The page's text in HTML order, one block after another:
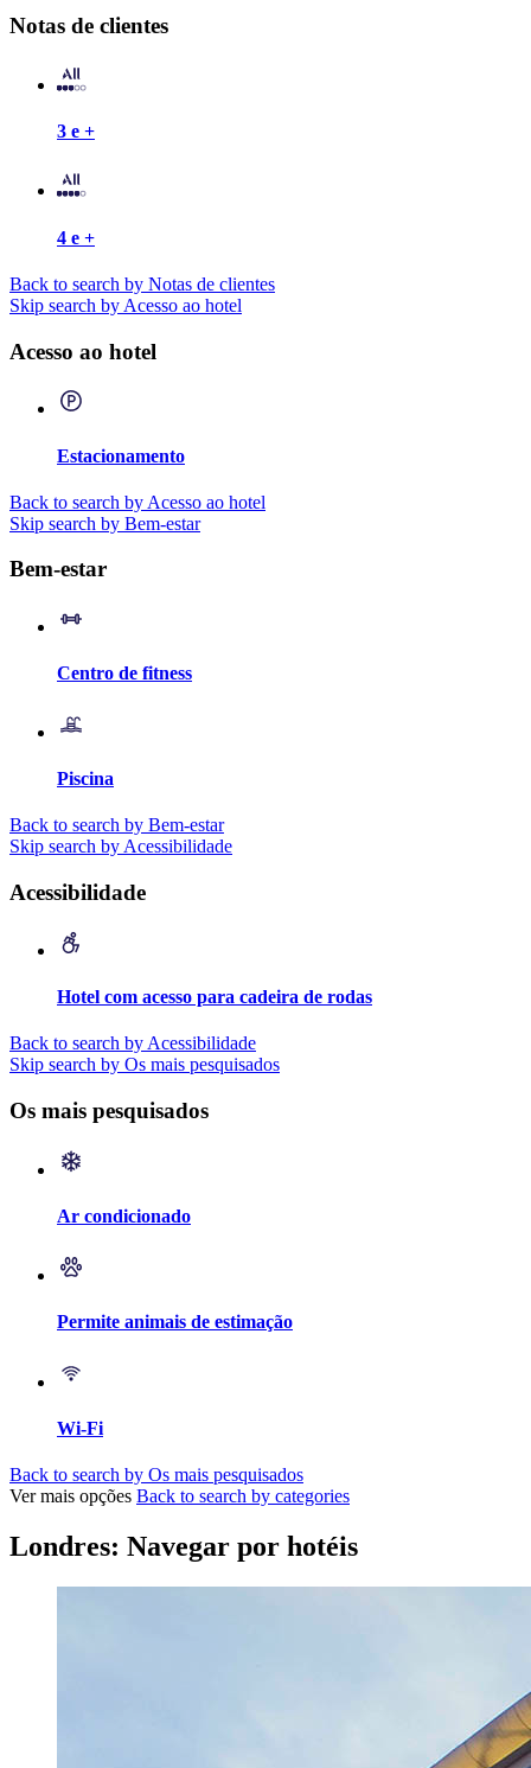
Notas de clientes
3 e +
4 e +
Back to search by Notas de clientes
Skip search by Acesso ao hotel
Acesso ao hotel
Estacionamento
Back to search by Acesso ao hotel
Skip search by Bem-estar
Bem-estar
Centro de fitness
Piscina
Back to search by Bem-estar
Skip search by Acessibilidade
Acessibilidade
Hotel com acesso para cadeira de rodas
Back to search by Acessibilidade
Skip search by Os mais pesquisados
Os mais pesquisados
Ar condicionado
Permite animais de estimação
Wi-Fi
Back to search by Os mais pesquisados
Ver mais opções Back to search by categories
Londres: Navegar por hotéis